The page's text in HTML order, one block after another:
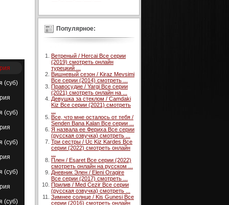
(суб)
(суб)
(суб)
(суб)
(суб)
Популярное:
Ветреный / Hercai Все серии
(2019) смотреть онлайн
турецкий ...
Вишневый сезон / Kiraz Mevsimi
Все серии (2014) смотреть ...
Правосудие / Yargi Все серии
(2021) смотреть онлайн на ...
Девушка за стеклом / Camdaki
Kiz Все серии (2021) смотреть
Все, что мне осталось от тебя /
Senden Bana Kalan Все серии ...
Я назвала ее Фериха Все серии
(русская озвучка) смотреть ...
Три сестры / Uc Kiz Kardes Все
серии (2022) смотреть онлайн
Плен / Esaret Все серии (2022)
смотреть онлайн на русском ...
Дневник Элен / Eleni Oragire
Все серии (2017) смотреть ...
Прилив / Med Cezir Все серии
(русская озвучка) смотреть ...
Зимнее солнце / Kis Gunesi Все
серии (2016) смотреть онлайн